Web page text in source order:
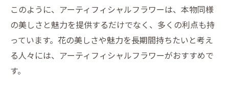
このように、アーティフィシャルフラワーは、本物同様
の美しさと魅力を提供するだけでなく、多くの利点も持
っています。花の美しさや魅力を長期間持ちたいと考え
る人々には、アーティフィシャルフラワーがおすすめで
す。